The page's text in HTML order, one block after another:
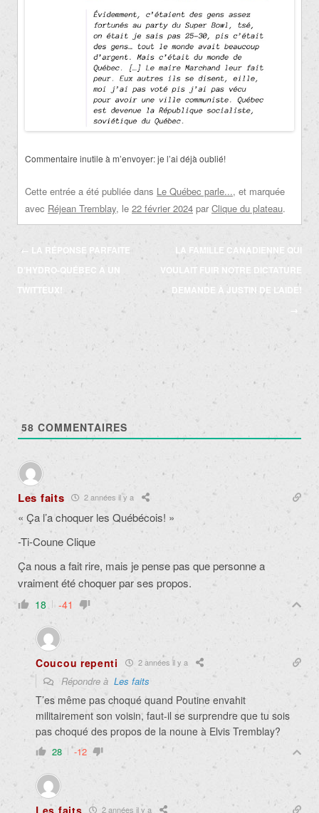
Commentaire inutile à m’envoyer: je l’ai déjà oublié!
Cette entrée a été publiée dans Le Québec parle..., et marquée
avec Réjean Tremblay, le 22 février 2024 par Clique du plateau.
Navigation
des
articles
←
LA RÉPONSE PARFAITE
D’HYDRO-QUÉBEC À UN
TWITTEUX!
LA FAMILLE CANADIENNE QUI
VOULAIT FUIR NOTRE DICTATURE
DEMANDE À JUSTIN DE L’AIDE!
58 COMMENTAIRES
Les faits 2 années il y a
« Ça l’a choquer les Québécois! »
-Ti-Coune Clique
Ça nous a fait rire, mais je pense pas que personne a
vraiment été choquer par ses propos.
18 -41
Coucou repenti 2 années il y a
Répondre à Les faits
T’es même pas choqué quand Poutine envahit
militairement son voisin, faut-il se surprendre que tu sois
pas choqué des propos de la noune à Elvis Tremblay?
28 -12
Les faits 2 années il y a